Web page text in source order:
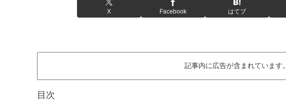
X Facebook はてブ
記事内に広告が含まれています。
目次